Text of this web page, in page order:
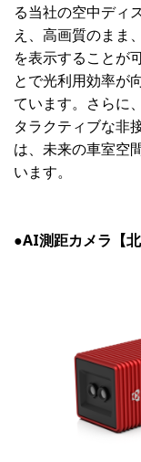
る当社の空中ディ
え、高画質のまま
を表示することが
とで光利用効率が
ています。さらに
タラクティブな非
は、未来の車室空
います。
●AI測距カメラ【北